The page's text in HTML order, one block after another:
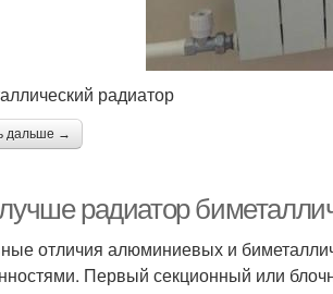
радиатор
дальше →
радиатор
отличия алюминиевых и
Первый секционный или